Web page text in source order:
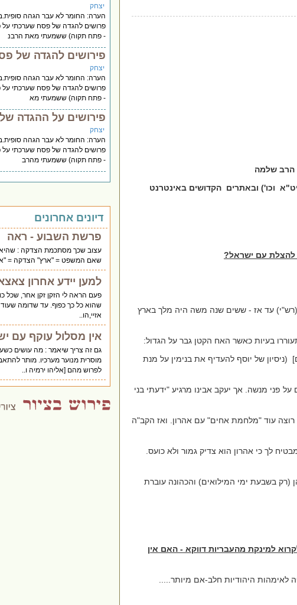
הרב שלמה
וכו') ובאתרים הקדושים באינטרנט
להצלת עם ישראל?
(רש"י) עד אז - ששים שנה משה היה מלך בארץ
בעיות כאשר האח הקטן גבר על הגדול:
(ניסיון של יוסף להעדיף את בנימין על מנת
פני מנשה. אך יעקב אבינו מרגיע "ידעתי בני
עוד "מלחמת אחים" עם אהרון. ואז הקב"ה
לך כי אהרון הוא צדיק גמור ולא כועס.
בשבעת ימי המילואים) והכהונה עוברת
למינקת מהעבריות דווקא - האם אין
לאימהות היהודיות חלב-אם מיותר.....
יצחק
הערה: החומר לא עבר הגהה
פרושים להגדה של פסח שערכתי על
- פתח תקוה) ששמעתי מאת הרבנ
פירושים להגדה של
יצחק
הערה: החומר לא עבר הגהה
פרושים להגדה של פסח שערכתי על
- פתח תקוה) ששמעתי מא
פירושים על ההגדה
יצחק
הערה: החומר לא עבר הגהה
פרושים להגדה של פסח שערכתי על
- פתח תקוה) ששמעתי מהרב
דיונים אחרונים
פרשת השבוע - ראה
עצוב שכך מסתכמת הצדקה : שהיא
שאם המשפט = "ארץ" הצדקה =
למען יידע אחרון
פעם הראה לי הזקן זקן אחר, שכל
שהוא כל כך כפוף. עד שדומה שעוד
אזיי,הו..
אין מסלול עוקף עם
גם זה צריך שיאמר : מה עושים
מוסרית מנוער מערכיו. מותר
לפרוש מהם [אליהו ירמיה ו..